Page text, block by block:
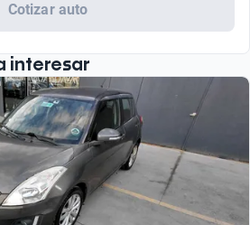
Cotizar auto
interesar